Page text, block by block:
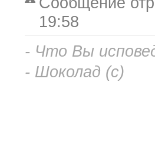
19:58
- Что Вы
- Шоколад (с)